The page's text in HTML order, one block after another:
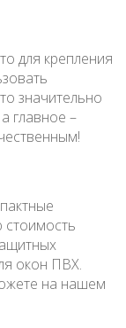
для крепления
значительно
главное –
окон ПВХ.
на нашем